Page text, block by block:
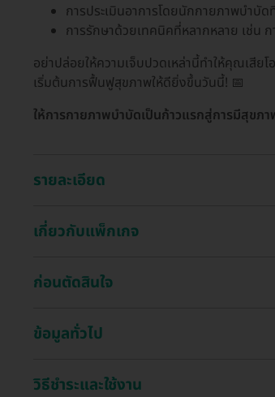
การประเมินอาการโดยนักกายภาพบำบั
การรักษาด้วยเทคนิคที่หลากหลาย เช่น
อย่าปล่อยให้ความเจ็บปวดเหล่านี้ทำให้คุณเสียโ
เริ่มต้นการฟื้นฟูสุขภาพให้ดียิ่งขึ้นวันนี้! 📅
ให้การกายภาพบำบัดเป็นก้าวแรกสู่การมีสุขภ
รายละเอียด
เกี่ยวกับแพ็กเกจ
ก่อนตัดสินใจ
ข้อมูลทั่วไป
วิธีชำระและใช้งาน